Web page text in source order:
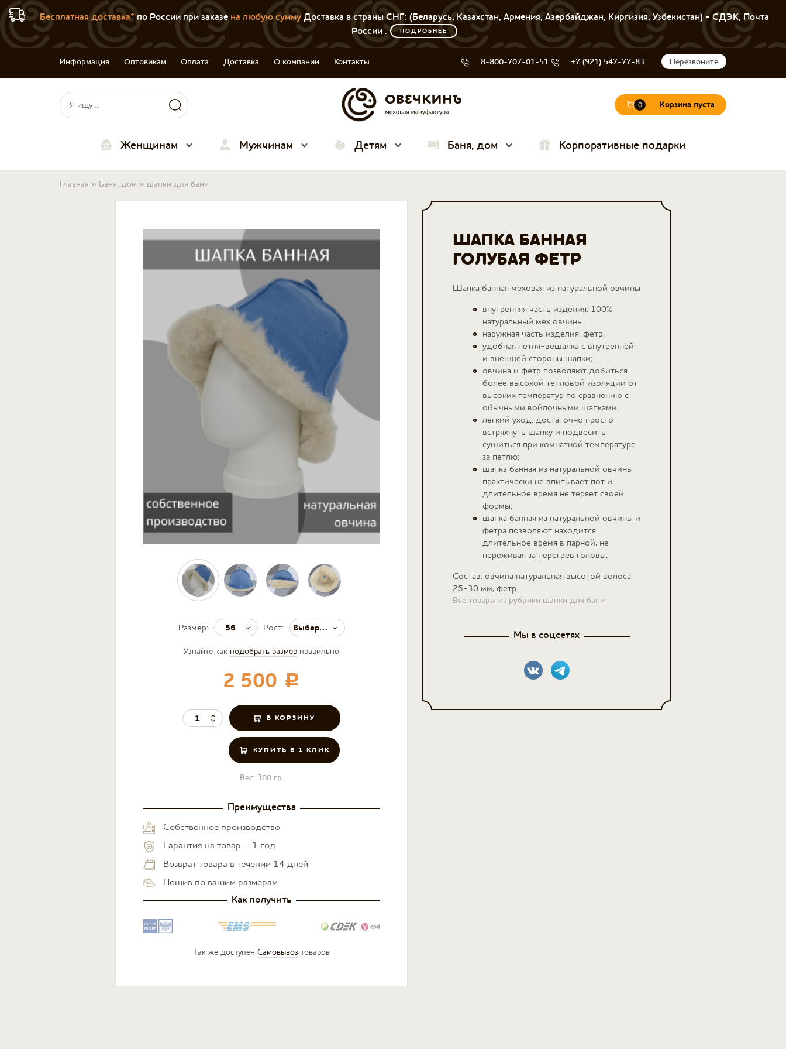
Бесплатная доставка*по России при заказе на любую суммуДоставка в страны СНГ: (Беларусь, Казахстан, Армения, Азербайджан, Киргизия, Узбекистан) - СДЭК, Почта
России .
ПОДРОБНЕЕ
Информация Оптовикам Оплата Доставка О компании Контакты 8-800-707-01-51 +7 (921) 547-77-83 Перезвоните
Форма поиска
Поиск
0 Корзина пуста
Женщинам Мужчинам Детям Баня, дом Корпоративные подарки
Вы здесь
Главная » Баня, дом » шапки для бани
Узнайте как подобрать размер правильно
2 500 c
Размер: 56 Рост: Выберите значение
КУПИТЬ В 1 КЛИК
Вес: 300 гр.
Преимущества
Собственное производство
Гарантия на товар – 1 год
Возврат товара в течении 14 дней
Пошив по вашим размерам
Как получить
Так же доступен Самовывоз товаров
ШАПКА БАННАЯ
ГОЛУБАЯ ФЕТР
Шапка банная меховая из натуральной овчины
внутренняя часть изделия: 100%
натуральный мех овчины;
наружная часть изделия: фетр;
удобная петля-вешалка с внутренней
и внешней стороны шапки;
овчина и фетр позволяют добиться
более высокой тепловой изоляции от
высоких температур по сравнению с
обычными войлочными шапками;
легкий уход: достаточно просто
встряхнуть шапку и подвесить
сушиться при комнатной температуре
за петлю;
шапка банная из натуральной овчины
практически не впитывает пот и
длительное время не теряет своей
формы;
шапка банная из натуральной овчины и
фетра позволяют находится
длительное время в парной, не
переживая за перегрев головы;
Состав: овчина натуральная высотой волоса
25-30 мм, фетр.
Все товары из рубрики шапки для бани
Мы в соцсетях